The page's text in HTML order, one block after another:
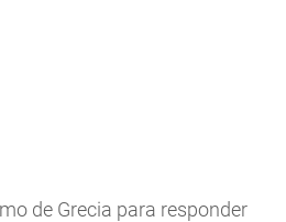
de Grecia para responder